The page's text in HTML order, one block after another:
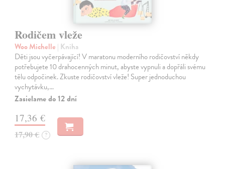
Rodičem vleže
Woo Michelle | Kniha
Děti jsou vyčerpávající! V maratonu moderního rodičovství někdy
potřebujete 10 drahocenných minut, abyste vypnuli a dopřáli svému
tělu odpočinek. Zkuste rodičovství vleže! Super jednoduchou
vychytávku,…
Zasielame do 12 dní
17,36 €
17,90 € ?